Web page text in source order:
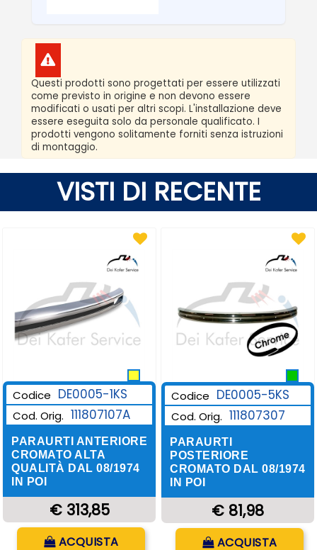
Questi prodotti sono progettati per essere utilizzati
come previsto in origine e non devono essere
modificati o usati per altri scopi. L'installazione deve
essere eseguita solo da personale qualificato. I
prodotti vengono solitamente forniti senza istruzioni
di montaggio.
VISTI DI RECENTE
Codice DE0005-1KS
Cod. Orig. 111807107A
PARAURTI ANTERIORE
CROMATO ALTA
QUALITÀ DAL 08/1974
IN POI
€ 313,85
Quantità
ACQUISTA
Codice DE0005-5KS
Cod. Orig. 111807307
PARAURTI
POSTERIORE
CROMATO DAL 08/1974
IN POI
€ 81,98
ACQUISTA